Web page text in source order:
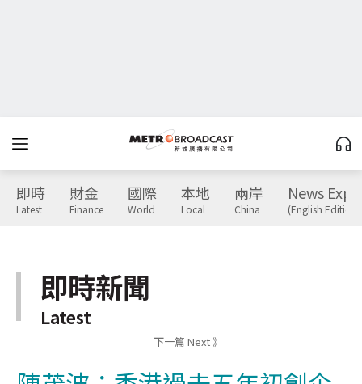
即時
Latest
財金
Finance
國際
World
本地
Local
兩岸
China
News
(English Edition)
即時新聞
Latest
下一篇 Next 》